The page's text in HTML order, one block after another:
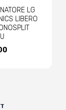
LG
LIBERO